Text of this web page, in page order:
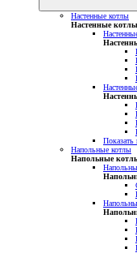
Настенные котлы
Настенные котлы
Показать
Напольные котлы
Напольные